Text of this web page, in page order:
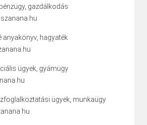
gazdálkodás
anyakönyv, hagyaték
ügyek, gyámügy
ügyek, munkaügy